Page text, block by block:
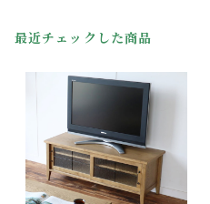
最近チェックした商品